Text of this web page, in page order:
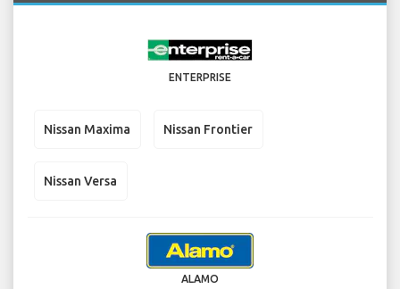
ENTERPRISE
Nissan Maxima Nissan Frontier
Nissan Versa
ALAMO